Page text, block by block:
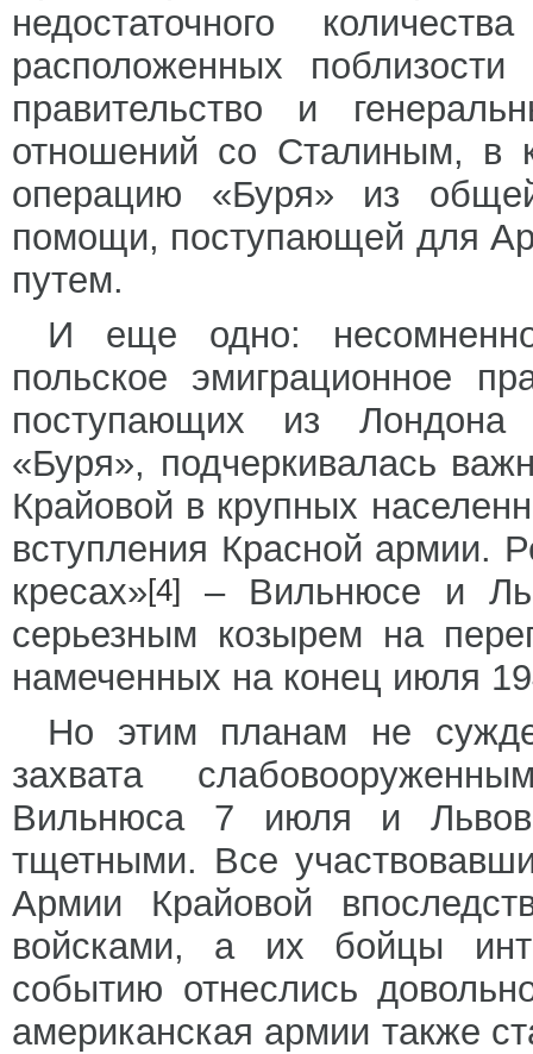
недостаточного
расположенных
правительство и
отношений со Сталиным, в
операцию «Буря» из
помощи, поступающей для
путем.
И еще одно:
польское эмиграционное
поступающих из Лондона
«Буря», подчеркивалась
Крайовой в крупных
вступления Красной армии.
кресах»[4]
– Вильнюсе и
серьезным козырем на
намеченных на конец июля
Но этим планам не
захвата
Вильнюса 7 июля и
тщетными. Все
Армии Крайовой
войсками, а их бойцы
событию отнеслись
американская армии также